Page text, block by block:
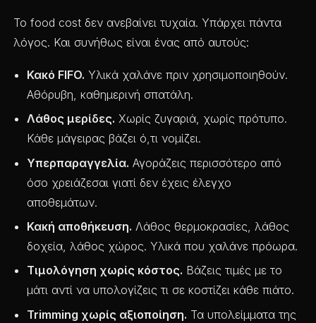
Το food cost δεν ανεβαίνει τυχαία. Υπάρχει πάντα
λόγος. Και συνήθως είναι ένας από αυτούς:
Κακό FIFO. Υλικά χαλάνε πριν χρησιμοποιηθούν.
Αθόρυβη, καθημερινή σπατάλη.
Λάθος μερίδες. Χωρίς ζυγαριά, χωρίς πρότυπο.
Κάθε μάγειρας βάζει ό,τι νομίζει.
Υπερπαραγγελία. Αγοράζεις περισσότερο από
όσο χρειάζεσαι γιατί δεν έχεις έλεγχο
αποθεμάτων.
Κακή αποθήκευση. Λάθος θερμοκρασίες, λάθος
δοχεία, λάθος χώρος. Υλικά που χαλάνε πρόωρα.
Τιμολόγηση χωρίς κόστος. Βάζεις τιμές με το
μάτι αντί να υπολογίζεις τι σε κοστίζει κάθε πιάτο.
Trimming χωρίς αξιοποίηση. Τα υπολείμματα της